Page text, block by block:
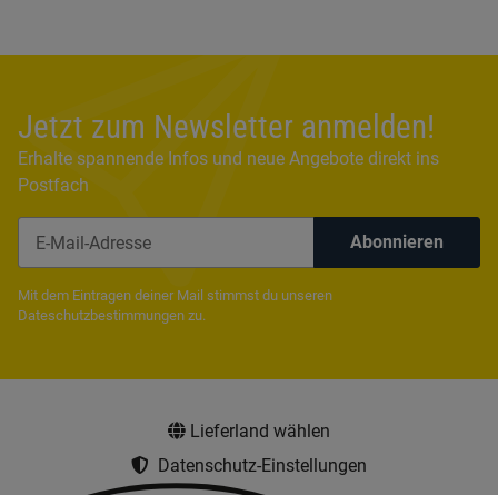
Jetzt zum Newsletter anmelden!
Erhalte spannende Infos und neue Angebote direkt ins
Postfach
Abonnieren
Mit dem Eintragen deiner Mail stimmst du unseren
Dateschutzbestimmungen zu.
Lieferland wählen
Datenschutz-Einstellungen